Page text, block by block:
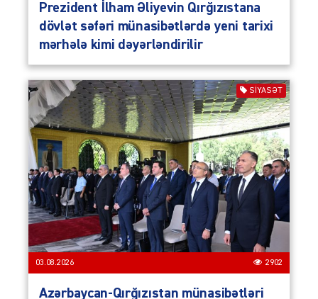
Prezident İlham Əliyevin Qırğızıstana
dövlət səfəri münasibətlərdə yeni tarixi
mərhələ kimi dəyərləndirilir
SIYASƏT
03.08.2026 2902
Azərbaycan-Qırğızıstan münasibətləri